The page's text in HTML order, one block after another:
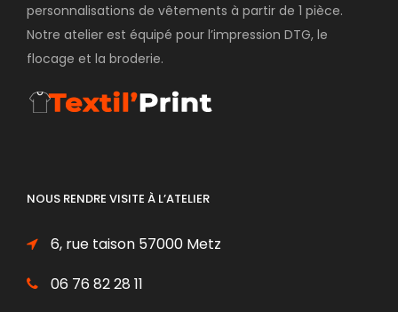
personnalisations de vêtements à partir de 1 pièce.
Notre atelier est équipé pour l’impression DTG, le
flocage et la broderie.
NOUS RENDRE VISITE À L’ATELIER
6, rue taison 57000 Metz
06 76 82 28 11